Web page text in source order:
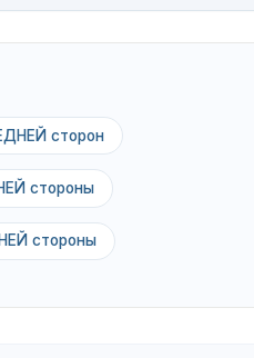
сторон
стороны
стороны